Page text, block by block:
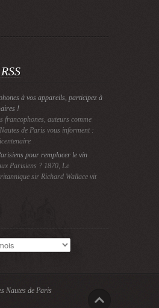
à vos appareils, participez à
!
francophones, auteurs comme
de Paris vous informent :
pour remplacer le vin
Parisiens ? 1870, Le
sir Richard Wallace vit
Nautes de Paris